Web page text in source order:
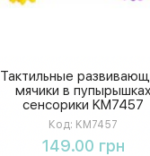
Тактильные
мячики в пупырышках
сенсорики KM7457
Код: KM7457
149.00 грн
Купить